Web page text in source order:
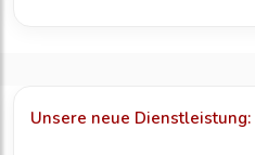
Unsere neue Dienstleistung: